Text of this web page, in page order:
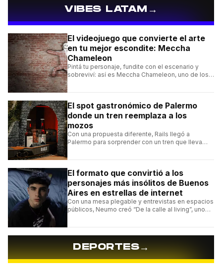
VIBES LATAM→
El videojuego que convierte el arte
en tu mejor escondite: Meccha
Chameleon
Pintá tu personaje, fundite con el escenario y
sobreviví: así es Meccha Chameleon, uno de los
El spot gastronómico de Palermo
donde un tren reemplaza a los
mozos
Con una propuesta diferente, Rails llegó a
Palermo para sorprender con un tren que lleva
El formato que convirtió a los
personajes más insólitos de Buenos
Aires en estrellas de internet
Con una mesa plegable y entrevistas en espacios
públicos, Neumo creó “De la calle al living”, uno
DEPORTES→